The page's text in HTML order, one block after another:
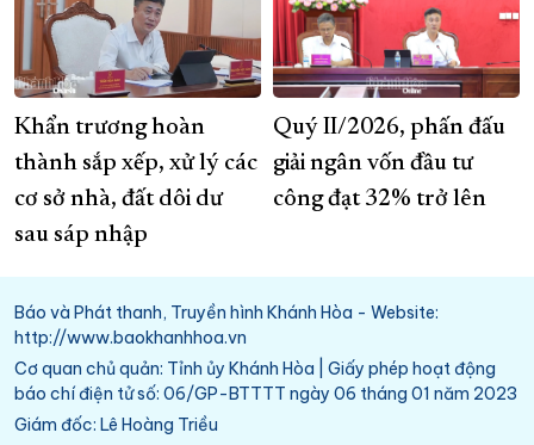
Khẩn trương hoàn
thành sắp xếp, xử lý các
cơ sở nhà, đất dôi dư
sau sáp nhập
Quý II/2026, phấn đấu
giải ngân vốn đầu tư
công đạt 32% trở lên
Báo và Phát thanh, Truyền hình Khánh Hòa - Website:
http://www.baokhanhhoa.vn
Cơ quan chủ quản: Tỉnh ủy Khánh Hòa | Giấy phép hoạt động
báo chí điện tử số: 06/GP-BTTTT ngày 06 tháng 01 năm 2023
Giám đốc: Lê Hoàng Triều